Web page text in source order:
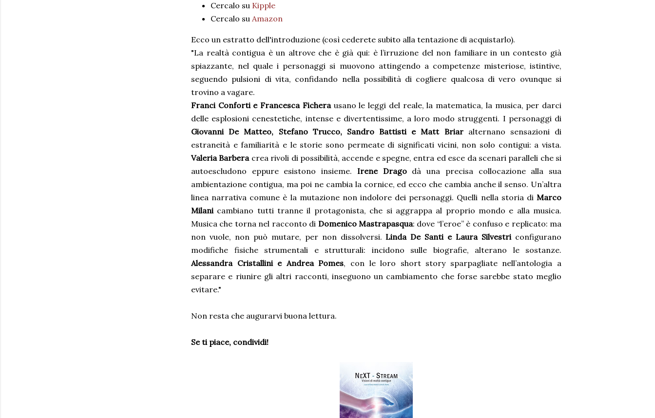
Cercalo su Kipple
Cercalo su Amazon
Ecco un estratto dell'introduzione (così cederete subito alla tentazione di acquistarlo).
"La realtà contigua è un altrove che è già qui: è l’irruzione del non familiare in un contesto già
spiazzante, nel quale i personaggi si muovono attingendo a competenze misteriose, istintive,
seguendo pulsioni di vita, confidando nella possibilità di cogliere qualcosa di vero ovunque si
trovino a vagare.
Franci Conforti e Francesca Ficherausano le leggi del reale, la matematica, la musica, per darci
delle esplosioni cenestetiche, intense e divertentissime, a loro modo struggenti. I personaggi di
Giovanni De Matteo, Stefano Trucco, Sandro Battisti e Matt Briaralternano sensazioni di
estraneità e familiarità e le storie sono permeate di significati vicini, non solo contigui: a vista.
Valeria Barberacrea rivoli di possibilità, accende e spegne, entra ed esce da scenari paralleli che si
autoescludono eppure esistono insieme. Irene Dragodà una precisa collocazione alla sua
ambientazione contigua, ma poi ne cambia la cornice, ed ecco che cambia anche il senso. Un’altra
linea narrativa comune è la mutazione non indolore dei personaggi. Quelli nella storia di Marco
Milanicambiano tutti tranne il protagonista, che si aggrappa al proprio mondo e alla musica.
Musica che torna nel racconto di Domenico Mastrapasqua: dove “l’eroe” è confuso e replicato: ma
non vuole, non può mutare, per non dissolversi.Linda De Santi e Laura Silvestriconfigurano
modifiche fisiche strumentali e strutturali: incidono sulle biografie, alterano le sostanze.
Alessandra Cristallini e Andrea Pomes, con le loro short story sparpagliate nell’antologia a
separare e riunire gli altri racconti, inseguono un cambiamento che forse sarebbe stato meglio
evitare."
Non resta che augurarvi buona lettura.
Se ti piace, condividi!